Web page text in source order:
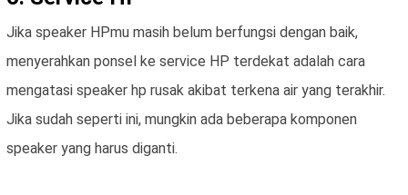
Jika speaker HPmu masih belum berfungsi dengan baik,
menyerahkan ponsel ke service HP terdekat adalah cara
mengatasi speaker hp rusak akibat terkena air yang terakhir.
Jika sudah seperti ini, mungkin ada beberapa komponen
speaker yang harus diganti.